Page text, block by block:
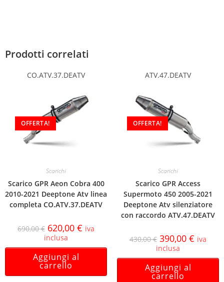
Prodotti correlati
CO.ATV.37.DEATV
OFFERTA!
Scarichi
Scarico GPR Aeon Cobra 400
2010-2021 Deeptone Atv linea
completa CO.ATV.37.DEATV
690,00€ 620,00 € iva
inclusa
Aggiungi al
carrello
ATV.47.DEATV
OFFERTA!
Scarichi
Scarico GPR Access
Supermoto 450 2005-2021
Deeptone Atv silenziatore
con raccordo ATV.47.DEATV
430,00€ 390,00 € iva
inclusa
Aggiungi al
carrello